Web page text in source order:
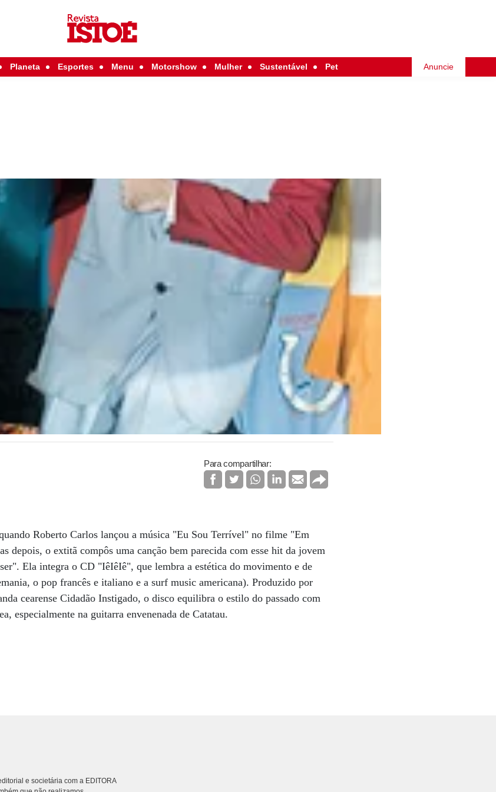
Planeta Esportes Menu Motorshow Mulher Sustentável Pet Anuncie
Para compartilhar:
Roberto Carlos lançou a música "Eu Sou Terrível" no filme "Em
depois, o extitã compôs uma canção bem parecida com esse hit da jovem
Ela integra o CD "IêIêIê", que lembra a estética do movimento e de
o pop francês e italiano e a surf music americana). Produzido por
cearense Cidadão Instigado, o disco equilibra o estilo do passado com
especialmente na guitarra envenenada de Catatau.
e societária com a EDITORA